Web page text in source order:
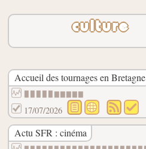
culture
Accueil des tournages en Bretagne
▉▉▉▉▉▇▇▇▇▇
17/07/2026
Actu SFR : cinéma